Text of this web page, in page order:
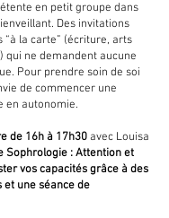
en petit groupe dans
Des invitations
la carte” (écriture, arts
qui ne demandent aucune
Pour prendre soin de soi
de commencer une
en autonomie.
de 16h à 17h30 avec Louisa
Sophrologie : Attention et
vos capacités grâce à des
une séance de